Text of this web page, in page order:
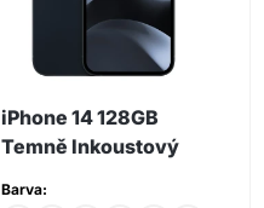
iPhone 14 128GB
Temně Inkoustový
Barva: